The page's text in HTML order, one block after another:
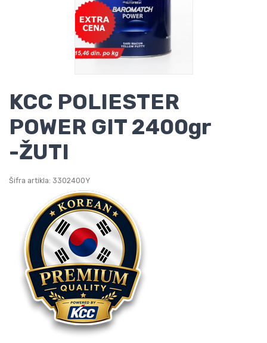
KCC POLIESTER
POWER GIT 2400gr
-ŽUTI
Šifra artikla: 3302400Y